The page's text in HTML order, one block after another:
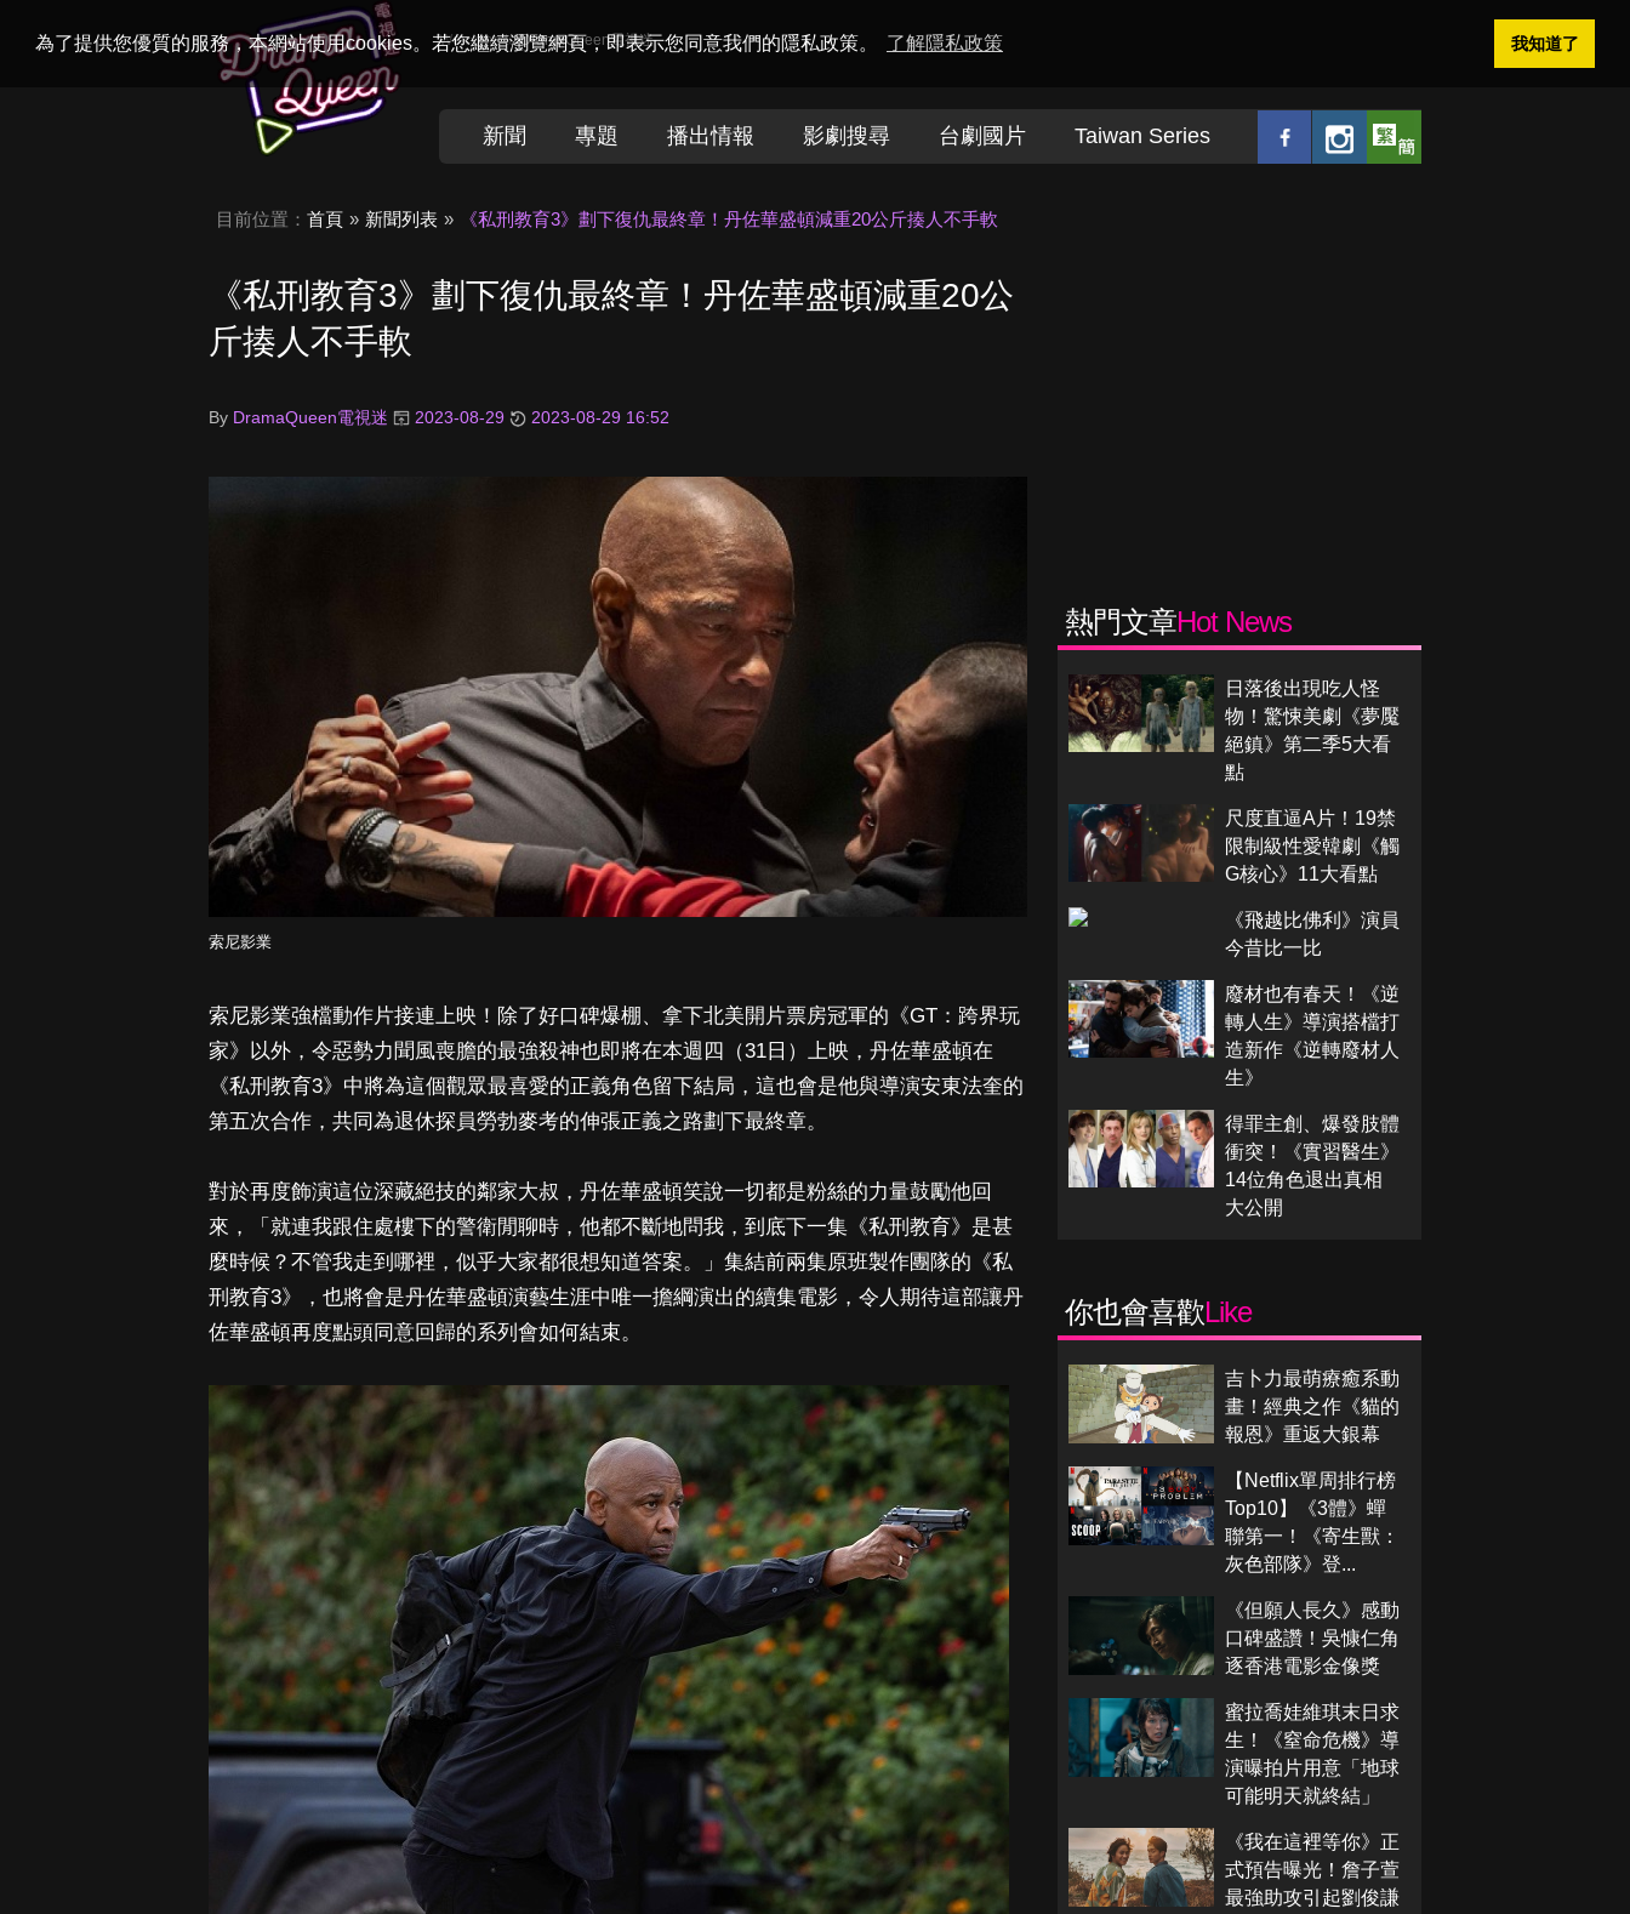
為了提供您優質的服務，本網站使用cookies。若您繼續瀏覽網頁，即表示您同意我們的隱私政策。 了解隱私政策 我知道了
Welcome toDramaQueen電視迷
新聞 專題 播出情報 影劇搜尋 台劇國片 Taiwan Series
目前位置： 首頁 新聞列表 《私刑教育3》劃下復仇最終章！丹佐華盛頓減重20公斤揍人不手軟
《私刑教育3》劃下復仇最終章！丹佐華盛頓減重20公
斤揍人不手軟
By DramaQueen電視迷 2023-08-29 2023-08-29 16:52
索尼影業
索尼影業強檔動作片接連上映！除了好口碑爆棚、拿下北美開片票房冠軍的《GT：跨界玩
家》以外，令惡勢力聞風喪膽的最強殺神也即將在本週四（31日）上映，丹佐華盛頓在
《私刑教育3》中將為這個觀眾最喜愛的正義角色留下結局，這也會是他與導演安東法奎的
第五次合作，共同為退休探員勞勃麥考的伸張正義之路劃下最終章。
對於再度飾演這位深藏絕技的鄰家大叔，丹佐華盛頓笑說一切都是粉絲的力量鼓勵他回
來，「就連我跟住處樓下的警衛閒聊時，他都不斷地問我，到底下一集《私刑教育》是甚
麼時候？不管我走到哪裡，似乎大家都很想知道答案。」集結前兩集原班製作團隊的《私
刑教育3》，也將會是丹佐華盛頓演藝生涯中唯一擔綱演出的續集電影，令人期待這部讓丹
佐華盛頓再度點頭同意回歸的系列會如何結束。
熱門文章Hot News
日落後出現吃人怪
物！驚悚美劇《夢魘
絕鎮》第二季5大看
點
尺度直逼A片！19禁
限制級性愛韓劇《觸
G核心》11大看點
《飛越比佛利》演員
今昔比一比
廢材也有春天！《逆
轉人生》導演搭檔打
造新作《逆轉廢材人
生》
得罪主創、爆發肢體
衝突！《實習醫生》
14位角色退出真相
大公開
你也會喜歡Like
吉卜力最萌療癒系動
畫！經典之作《貓的
報恩》重返大銀幕
【Netflix單周排行榜
Top10】《3體》蟬
聯第一！《寄生獸：
灰色部隊》登...
《但願人長久》感動
口碑盛讚！吳慷仁角
逐香港電影金像獎
蜜拉喬娃維琪末日求
生！《窒命危機》導
演曝拍片用意「地球
可能明天就終結」
《我在這裡等你》正
式預告曝光！詹子萱
最強助攻引起劉俊謙